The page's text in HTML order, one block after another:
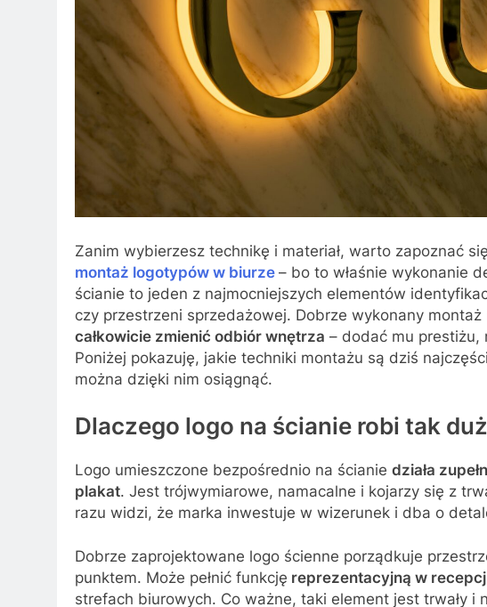
Zanim wybierzesz technikę i materiał, warto zapoznać
montaż logotypów w biurze – bo to właśnie wykonanie
ścianie to jeden z najmocniejszych elementów
czy przestrzeni sprzedażowej. Dobrze wykonany
całkowicie zmienić odbiór wnętrza – dodać mu prestiżu,
Poniżej pokazuję, jakie techniki montażu są dziś
można dzięki nim osiągnąć.
Dlaczego logo na ścianie robi tak
Logo umieszczone bezpośrednio na ścianie działa
plakat. Jest trójwymiarowe, namacalne i kojarzy się z
razu widzi, że marka inwestuje w wizerunek i dba o
Dobrze zaprojektowane logo ścienne porządkuje
punktem. Może pełnić funkcję reprezentacyjną w
strefach biurowych. Co ważne, taki element jest trwały i